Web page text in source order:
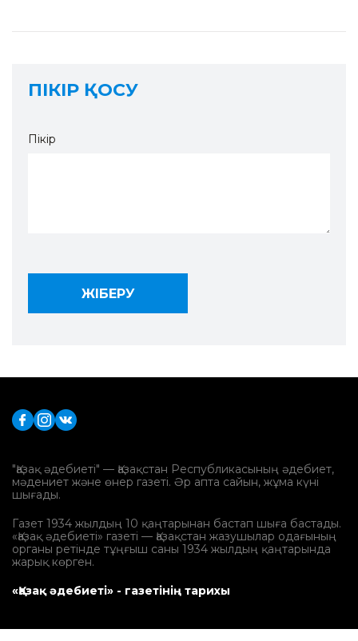
ПІКІР ҚОСУ
Пікір
"Қазақ әдебиеті" — Қазақстан Республикасының әдебиет,
мәдениет және өнер газеті. Әр апта сайын, жұма күні
шығады.
Газет 1934 жылдың 10 қаңтарынан бастап шыға бастады.
«Қазақ әдебиеті» газеті — Қазақстан жазушылар одағының
органы ретінде тұңғыш саны 1934 жылдың қаңтарында
жарық көрген.
«Қазақ әдебиеті» - газетінің тарихы